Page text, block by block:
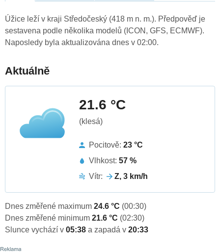
Úžice leží v kraji Středočeský (418 m n. m.). Předpověď je
sestavena podle několika modelů (ICON, GFS, ECMWF).
Naposledy byla aktualizována dnes v 02:00.
Aktuálně
21.6 °C
(klesá)
Pocitově: 23 °C
Vlhkost: 57 %
Vítr:
Z, 3 km/h
Dnes změřené maximum 24.6 °C (00:30)
Dnes změřené minimum 21.6 °C (02:30)
Slunce vychází v 05:38 a zapadá v 20:33